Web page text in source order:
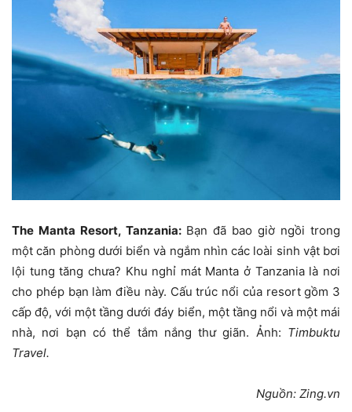
The Manta Resort, Tanzania: Bạn đã bao giờ ngồi trong
một căn phòng dưới biển và ngắm nhìn các loài sinh vật bơi
lội tung tăng chưa? Khu nghỉ mát Manta ở Tanzania là nơi
cho phép bạn làm điều này. Cấu trúc nổi của resort gồm 3
cấp độ, với một tầng dưới đáy biển, một tầng nổi và một mái
nhà, nơi bạn có thể tắm nắng thư giãn. Ảnh: Timbuktu
Travel.
Nguồn: Zing.vn